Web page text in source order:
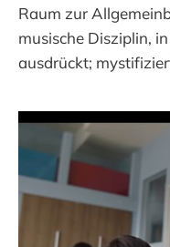
Raum zur
musische Disziplin,
ausdrückt;